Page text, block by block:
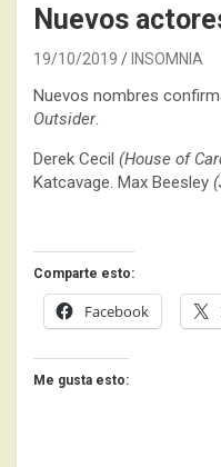
Nuevos
19/10/2019 INSOMNIA
Nuevos nombres
Outsider.
Derek Cecil (House of
Katcavage. Max Beesley
Comparte esto:
Facebook
Me gusta esto: